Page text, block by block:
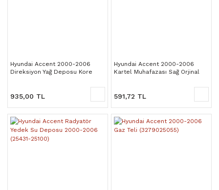
Hyundai Accent 2000-2006
Direksiyon Yağ Deposu Kore
935,00 TL
Hyundai Accent 2000-2006
Kartel Muhafazası Sağ Orjinal
591,72 TL